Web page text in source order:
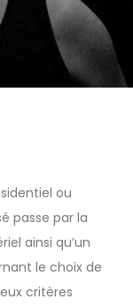
ou
passe par la
ainsi qu’un
le choix de
critères